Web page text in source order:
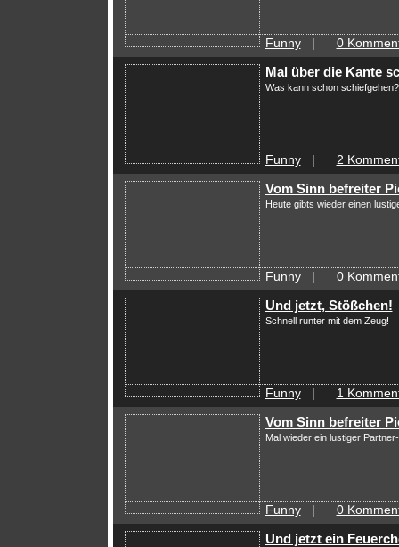
Funny| 0
Mal über die Kante
Was kann schon schiefgehen?
Funny| 2
Vom Sinn befreiter
Heute gibts wieder einen
Funny| 0
Und jetzt, Stößchen!
Schnell runter mit dem Zeug!
Funny| 1
Vom Sinn befreiter
Mal wieder ein lustiger
Funny| 0
Und jetzt ein